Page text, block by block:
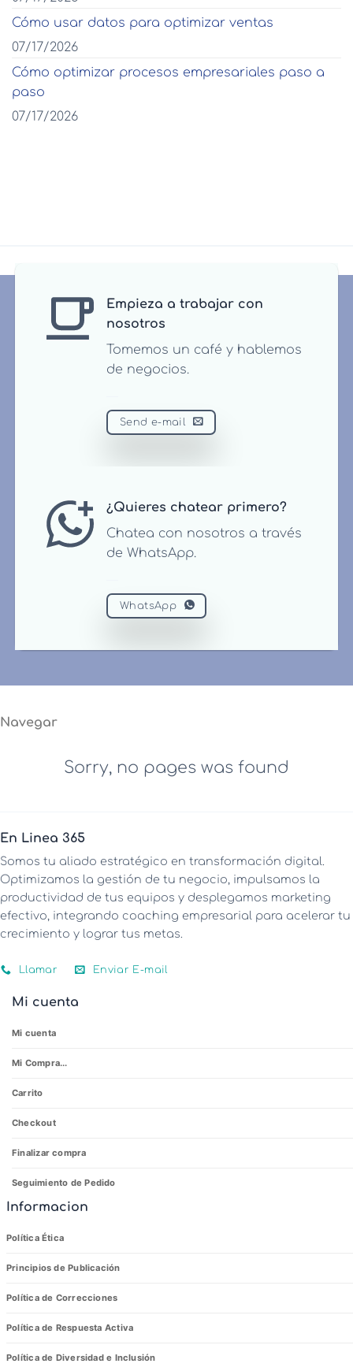
Cómo usar datos para optimizar ventas
07/17/2026
Cómo optimizar procesos empresariales paso a
paso
07/17/2026
Empieza a trabajar con
nosotros
Tomemos un café y hablemos
de negocios.
Send e-mail
¿Quieres chatear primero?
Chatea con nosotros a través
de WhatsApp.
WhatsApp
Navegar
Sorry, no pages was found
En Linea 365
Somos tu aliado estratégico en transformación digital.
Optimizamos la gestión de tu negocio, impulsamos la
productividad de tus equipos y desplegamos marketing
efectivo, integrando coaching empresarial para acelerar tu
crecimiento y lograr tus metas.
Llamar Enviar E-mail
Mi cuenta
Mi cuenta
Mi Compra...
Carrito
Checkout
Finalizar compra
Seguimiento de Pedido
Informacion
Política Ética
Principios de Publicación
Política de Correcciones
Política de Respuesta Activa
Política de Diversidad e Inclusión